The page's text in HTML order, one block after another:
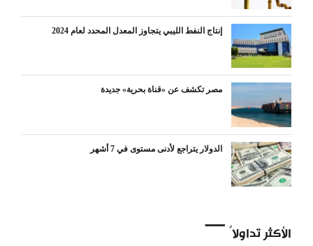
إنتاج النفط الليبي يتجاوز المعدل المحدد لعام 2024
مصر تكشف عن «قناة بحرية» جديدة
الدولار يتراجع لأدنى مستوى في 7 أشهر
الأكثر تداولاً